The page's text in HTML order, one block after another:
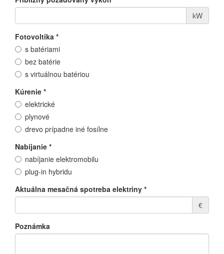
kW
Fotovoltika *
s batériami
bez batérie
s virtuálnou batériou
Kúrenie *
elektrické
plynové
drevo prípadne iné fosílne
Nabíjanie *
nabíjanie elektromobilu
plug-in hybridu
Aktuálna mesačná spotreba elektriny *
€
Poznámka